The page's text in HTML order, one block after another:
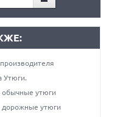
Утюги.
обычные утюги
дорожные утюги